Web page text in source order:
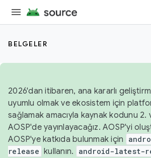
BELGELER
2026'dan itibaren, ana kararlı
uyumlu olmak ve ekosistem için
sağlamak amacıyla kaynak kodunu
AOSP'de yayınlayacağız. AOSP'yi
AOSP'ye katkıda bulunmak için
release kullanın. android-latest-